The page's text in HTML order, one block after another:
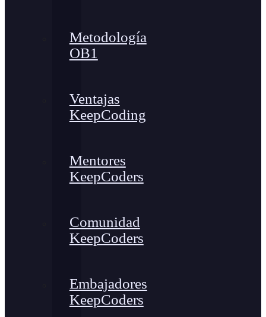
Metodología
OB1
Ventajas
KeepCoding
Mentores
KeepCoders
Comunidad
KeepCoders
Embajadores
KeepCoders